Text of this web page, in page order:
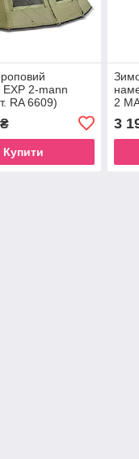
EXP 2-mann
RA 6609)
Купити
2
3